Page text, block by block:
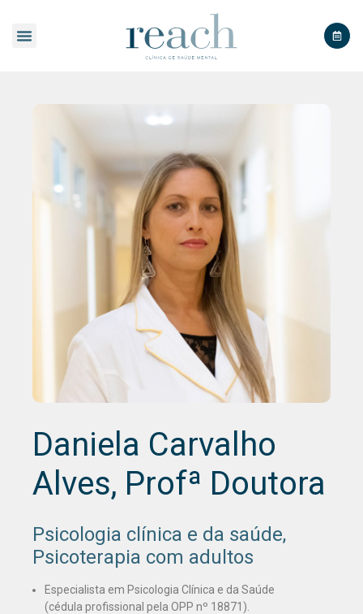
Daniela Carvalho
Alves, Profª Doutora
Psicologia clínica e da saúde,
Psicoterapia com adultos
Especialista em Psicologia Clínica e da Saúde
(cédula profissional pela OPP nº 18871).